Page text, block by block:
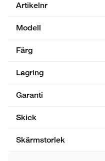
Artikelnr
Modell
Färg
Lagring
Garanti
Skick
Skärmstorlek